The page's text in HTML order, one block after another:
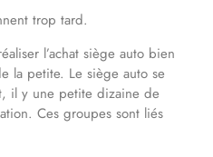
trop tard.
l’achat siège auto bien
la petite. Le siège auto se
il y une petite dizaine de
Ces groupes sont liés